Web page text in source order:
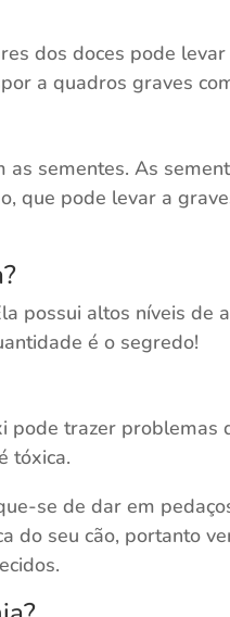
dos doces pode
a quadros graves
sementes. As
que pode levar a
possui altos níveis de
é o segredo!
pode trazer problemas
tóxica.
se de dar em
do seu cão, portanto